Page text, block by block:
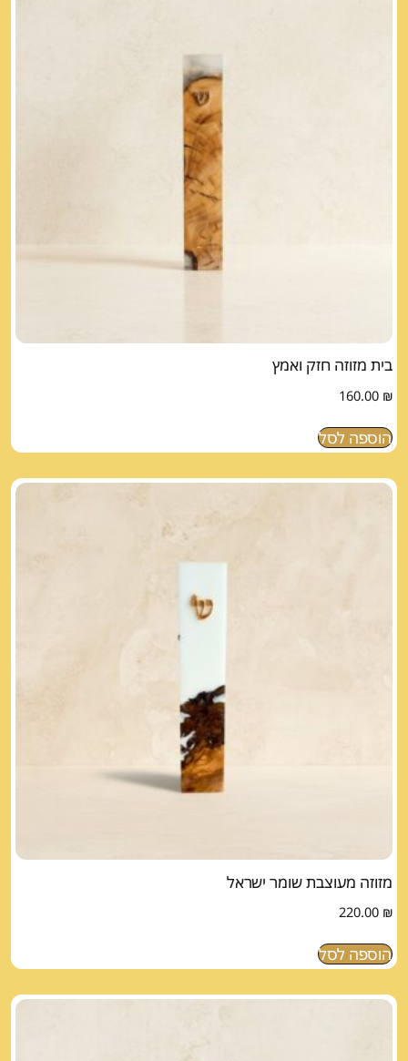
בית מזוזה חזק ואמץ
160.00 ₪
הוספה לסל
מזוזה מעוצבת שומר ישראל
220.00 ₪
הוספה לסל